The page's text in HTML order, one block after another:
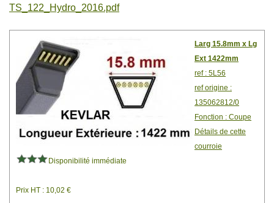
TS_122_Hydro_2016.pdf
Larg 15.8mm x Lg
Ext 1422mm
ref : 5L56
ref origine :
135062812/0
Fonction : Coupe
Détails de cette
courroie
Disponibilité immédiate
Prix HT : 10,02 €